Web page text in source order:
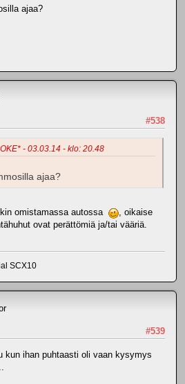
ajaa?
#538
- 03.03.14 - klo: 20.48
ajaa?
omistamassa autossa
, oikaise
ovat perättömiä ja/tai vääriä.
SCX10
#539
kun ihan puhtaasti oli vaan kysymys